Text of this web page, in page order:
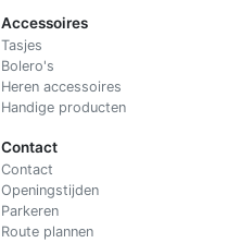
Accessoires
Tasjes
Bolero's
Heren accessoires
Handige producten
Contact
Contact
Openingstijden
Parkeren
Route plannen